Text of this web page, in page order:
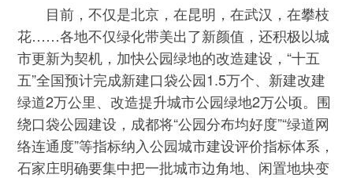
目前，不仅是北京，在昆明，在武汉，在攀枝
花……各地不仅绿化带美出了新颜值，还积极以城
市更新为契机，加快公园绿地的改造建设，“十五
五”全国预计完成新建口袋公园1.5万个、新建改建
绿道2万公里、改造提升城市公园绿地2万公顷。围
绕口袋公园建设，成都将“公园分布均好度”“绿道网
络连通度”等指标纳入公园城市建设评价指标体系，
石家庄明确要集中把一批城市边角地、闲置地块变